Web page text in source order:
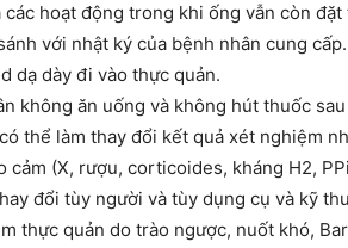
các hoạt động trong khi ống vẫn còn
với nhật ký của bệnh nhân cung
dạ dày đi vào thực quản.
không ăn uống và không hút thuốc
thể làm thay đổi kết quả xét nghiệm
cảm (X, rượu, corticoides, kháng H2,
đổi tùy người và tùy dụng cụ và kỹ
thực quản do trào ngược, nuốt khó,